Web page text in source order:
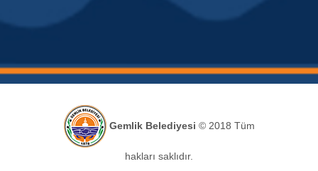
Gemlik Belediyesi © 2018 Tüm
hakları saklıdır.